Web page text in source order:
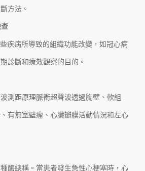
方法。
疾病所導致的組織功能改變，如冠心病
診斷和療效觀察的目的。
測距原理脈衝超聲波透過胸壁、軟組
有無室壁瘤、心臟瓣膜活動情況和左心
酶總稱。當患者發生急性心梗塞時，心